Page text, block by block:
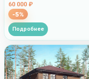
60 000 ₽
-5%
Подробнее